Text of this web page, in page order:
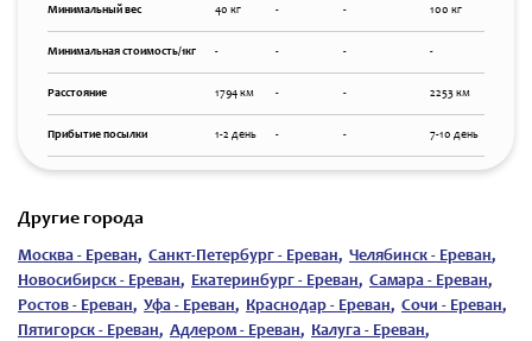
Минимальный вес 40 кг - - 100 кг
Минимальная стоимость/1кг - - - -
Расстояние 1794 км - - 2253 км
Прибытие посылки 1-2 день - - 7-10 день
Другие города
Москва - Ереван, Санкт-Петербург - Ереван, Челябинск - Ереван,
Новосибирск - Ереван, Екатеринбург - Ереван, Самара - Ереван,
Ростов - Ереван, Уфа - Ереван, Краснодар - Ереван, Сочи - Ереван,
Пятигорск - Ереван, Адлером - Ереван, Калуга - Ереван,